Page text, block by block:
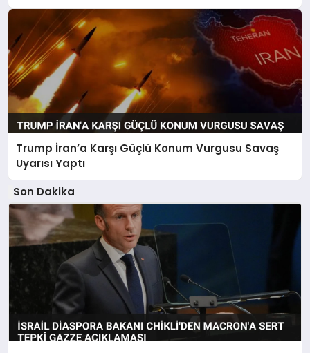
Trump İran’a Karşı Güçlü Konum Vurgusu Savaş
Uyarısı Yaptı
Son Dakika